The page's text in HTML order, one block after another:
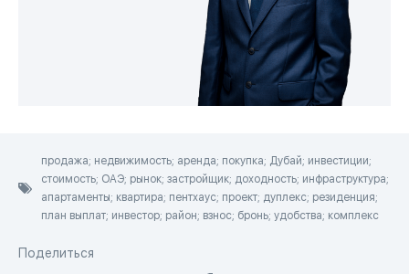
продажа; недвижимость; аренда; покупка; Дубай; инвестиции;
стоимость; ОАЭ; рынок; застройщик; доходность; инфраструктура;
апартаменты; квартира; пентхаус; проект; дуплекс; резиденция;
план выплат; инвестор; район; взнос; бронь; удобства; комплекс
Поделиться